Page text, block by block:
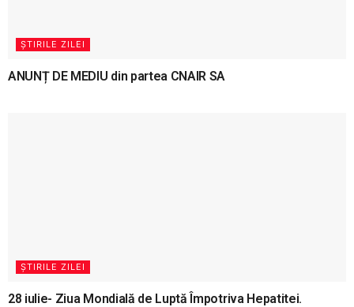
ȘTIRILE ZILEI
ANUNȚ DE MEDIU din partea CNAIR SA
ȘTIRILE ZILEI
28 iulie- Ziua Mondială de Luptă Împotriva Hepatitei.